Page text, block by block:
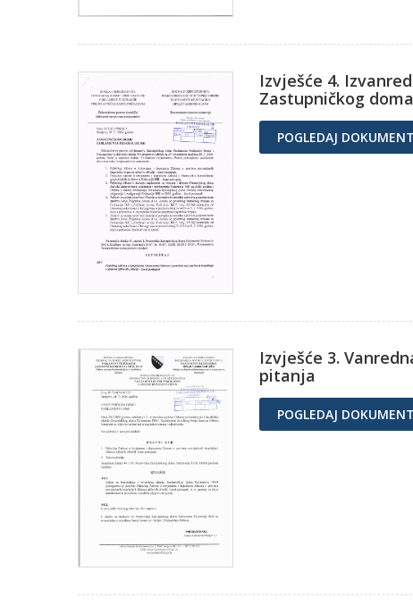
Izvješće 4.
Zastupničkog doma
POGLEDAJ DOKUMENT
Izvješće 3.
pitanja
POGLEDAJ DOKUMENT